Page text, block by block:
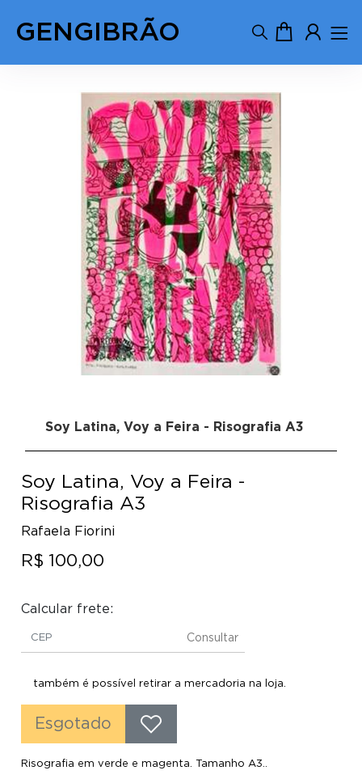
GENGIBRÃO
Soy Latina, Voy a Feira - Risografia A3
Soy Latina, Voy a Feira -
Risografia A3
Rafaela Fiorini
R$ 100,00
Calcular frete:
Consultar
também é possível retirar a mercadoria na loja.
Esgotado
Risografia em verde e magenta. Tamanho A3..